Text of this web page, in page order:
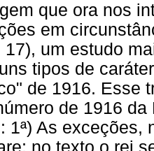
que ora nos
em
17), um estudo
tipos de
de 1916. Esse
de 1916
1ª) As exceções,